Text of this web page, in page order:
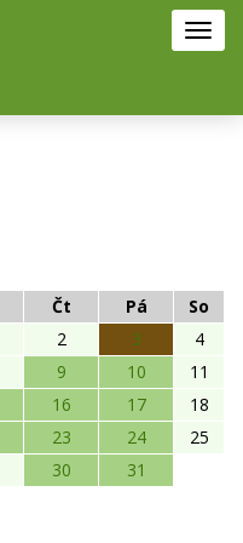
Čt Pá
So
2 3
4
9 10
11
16 17
18
23 24
25
30 31